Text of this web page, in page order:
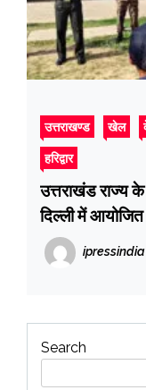
उत्तराखण्ड खेल
हरिद्वार
उत्तराखंड राज्य
दिल्ली में
रवाना
ipressindia
Search